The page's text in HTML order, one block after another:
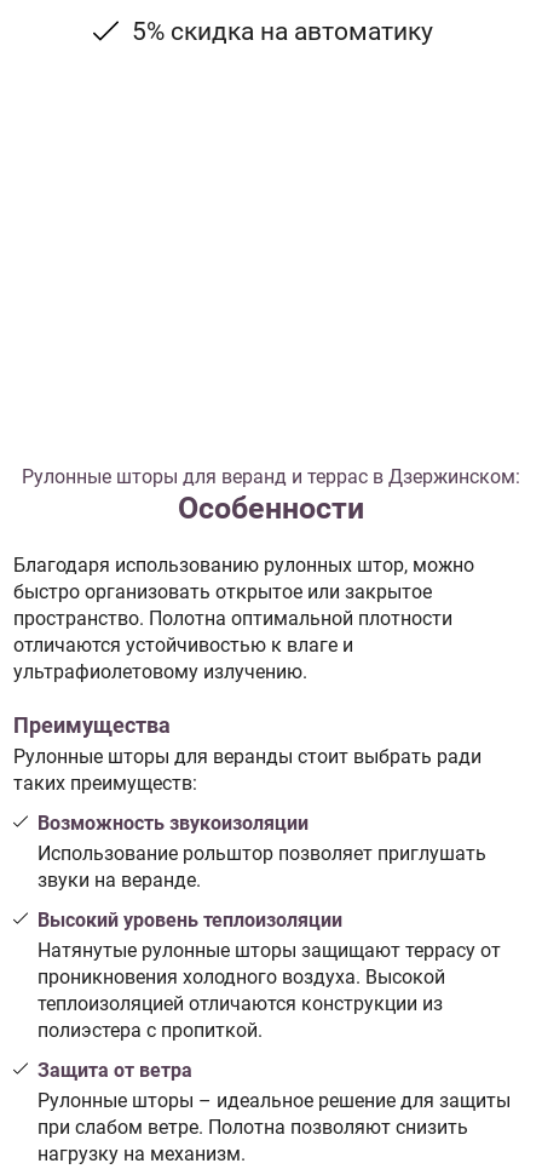
5% скидка на автоматику
Рулонные шторы для веранд и террас в Дзержинском:
Особенности
Благодаря использованию рулонных штор, можно
быстро организовать открытое или закрытое
пространство. Полотна оптимальной плотности
отличаются устойчивостью к влаге и
ультрафиолетовому излучению.
Преимущества
Рулонные шторы для веранды стоит выбрать ради
таких преимуществ:
Возможность звукоизоляции
Использование рольштор позволяет приглушать
звуки на веранде.
Высокий уровень теплоизоляции
Натянутые рулонные шторы защищают террасу от
проникновения холодного воздуха. Высокой
теплоизоляцией отличаются конструкции из
полиэстера с пропиткой.
Защита от ветра
Рулонные шторы – идеальное решение для защиты
при слабом ветре. Полотна позволяют снизить
нагрузку на механизм.